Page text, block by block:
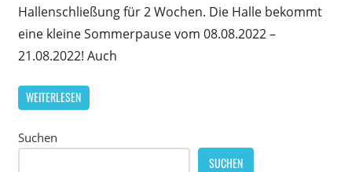
Hallenschließung für 2 Wochen. Die Halle bekommt
eine kleine Sommerpause vom 08.08.2022 –
21.08.2022! Auch
WEITERLESEN
Suchen
SUCHEN